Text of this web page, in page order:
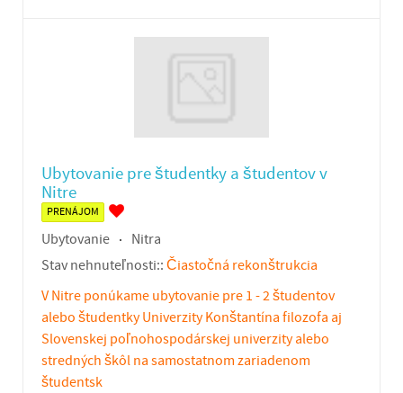
Ubytovanie pre študentky a študentov v
Nitre
PRENÁJOM
Ubytovanie
Nitra
Stav nehnuteľnosti:: Čiastočná rekonštrukcia
V Nitre ponúkame ubytovanie pre 1 - 2 študentov
alebo študentky Univerzity Konštantína filozofa aj
Slovenskej poľnohospodárskej univerzity alebo
stredných škôl na samostatnom zariadenom
študentsk